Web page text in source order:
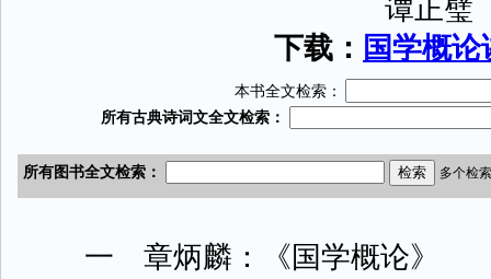
谭正璧
下载： 国学概
本书全文检索：
一 章炳麟：《国学概论》